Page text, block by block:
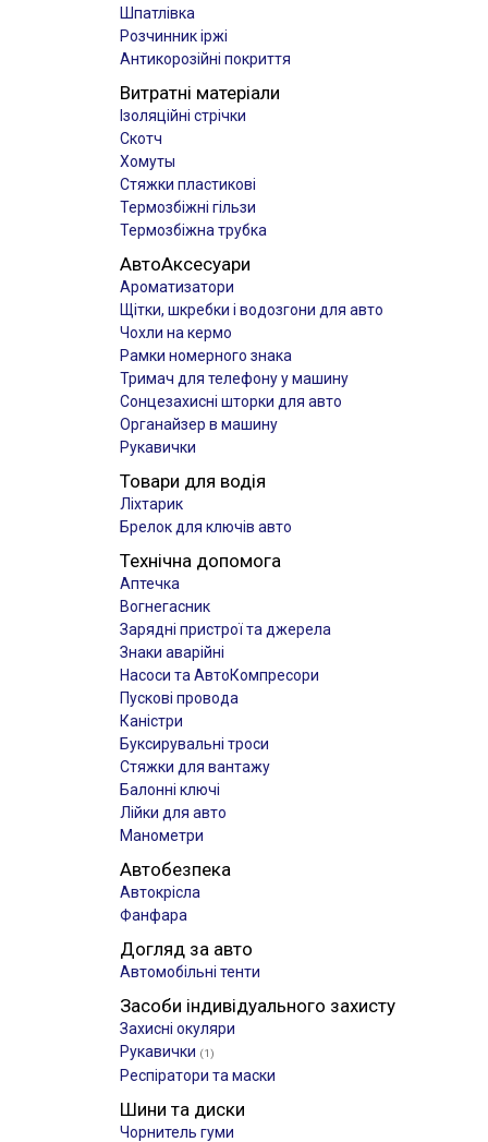
Шпатлівка
Розчинник іржі
Антикорозійні покриття
Витратні матеріали
Ізоляційні стрічки
Скотч
Хомуты
Стяжки пластикові
Термозбіжні гільзи
Термозбіжна трубка
АвтоАксесуари
Ароматизатори
Щітки, шкребки і водозгони для авто
Чохли на кермо
Рамки номерного знака
Тримач для телефону у машину
Сонцезахисні шторки для авто
Органайзер в машину
Рукавички
Товари для водія
Ліхтарик
Брелок для ключів авто
Технічна допомога
Аптечка
Вогнегасник
Зарядні пристрої та джерела
Знаки аварійні
Насоси та АвтоКомпресори
Пускові провода
Каністри
Буксирувальні троси
Стяжки для вантажу
Балонні ключі
Лійки для авто
Манометри
Автобезпека
Автокрісла
Фанфара
Догляд за авто
Автомобільні тенти
Засоби індивідуального захисту
Захисні окуляри
Рукавички (1)
Респіратори та маски
Шини та диски
Чорнитель гуми